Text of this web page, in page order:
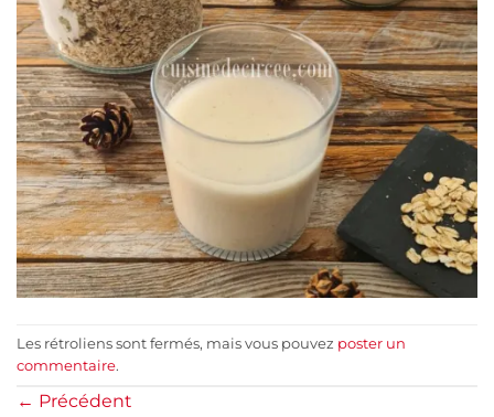
Les rétroliens sont fermés, mais vous pouvez poster un
commentaire.
← Précédent